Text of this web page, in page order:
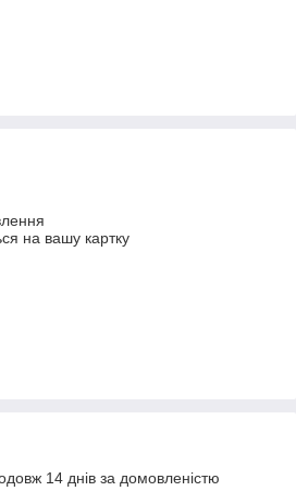
на вашу картку
14 днів за домовленістю